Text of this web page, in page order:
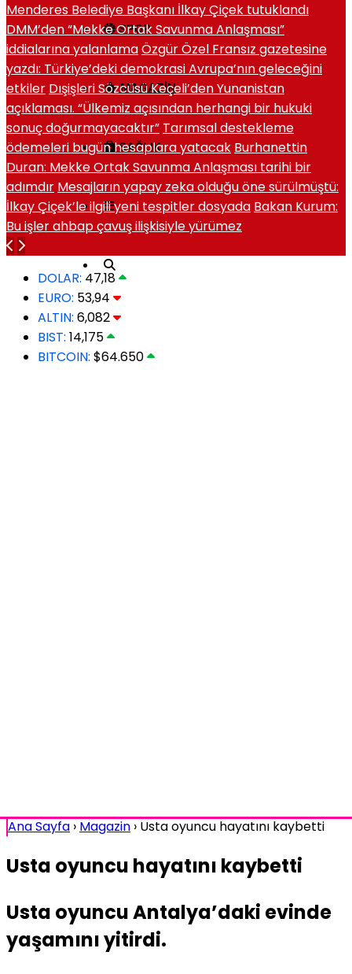
SPOR
MAGAZIN
SAĞLIK
Menderes Belediye Başkanı İlkay Çiçek tutuklandı
DMM’den “Mekke Ortak Savunma Anlaşması”
iddialarına yalanlamaÖzgür Özel Fransız gazetesine
yazdı: Türkiye’deki demokrasi Avrupa’nın geleceğini
etkiler Dışişleri Sözcüsü Keçeli’den Yunanistan
açıklaması. “Ülkemiz açısından herhangi bir hukuki
sonuç doğurmayacaktır” Tarımsal destekleme
ödemeleri bugün hesaplara yatacak Burhanettin
Duran: Mekke Ortak Savunma Anlaşması tarihi bir
adımdır Mesajların yapay zeka olduğu öne sürülmüştü:
İlkay Çiçek’le ilgili yeni tespitler dosyada Bakan Kurum:
Bu işler ahbap çavuş ilişkisiyle yürümez
DOLAR: 47,18
EURO: 53,94
ALTIN: 6,082
BIST: 14,175
BITCOIN: $64.650
Ana Sayfa › Magazin › Usta oyuncu hayatını kaybetti
Usta oyuncu hayatını kaybetti
Usta oyuncu Antalya’daki evinde
yaşamını yitirdi.